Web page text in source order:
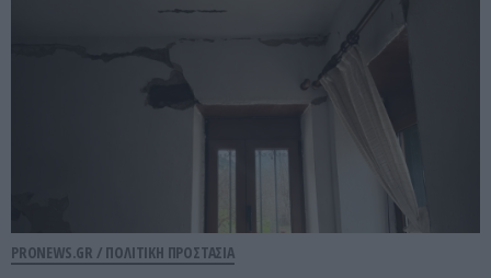
PRONEWS.GR / ΠΟΛΙΤΙΚΗ ΠΡΟΣΤΑΣΙΑ